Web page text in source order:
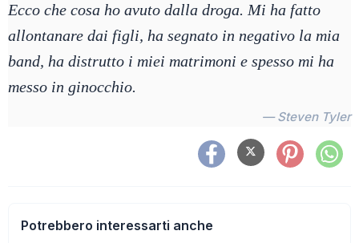
Ecco che cosa ho avuto dalla droga. Mi ha fatto
allontanare dai figli, ha segnato in negativo la mia
band, ha distrutto i miei matrimoni e spesso mi ha
messo in ginocchio.
— Steven Tyler
Potrebbero interessarti anche